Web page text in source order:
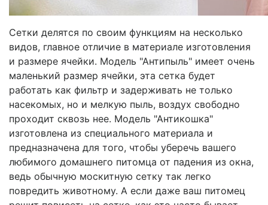
Сетки делятся по своим функциям на несколько
видов, главное отличие в материале изготовления
и размере ячейки. Модель "Антипыль" имеет очень
маленький размер ячейки, эта сетка будет
работать как фильтр и задерживать не только
насекомых, но и мелкую пыль, воздух свободно
проходит сквозь нее. Модель "Антикошка"
изготовлена из специального материала и
предназначена для того, чтобы уберечь вашего
любимого домашнего питомца от падения из окна,
ведь обычную москитную сетку так легко
повредить животному. А если даже ваш питомец